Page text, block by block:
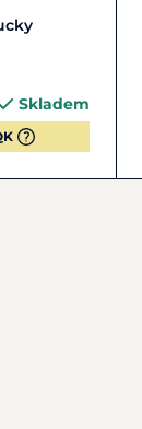
155 cm
Skladem